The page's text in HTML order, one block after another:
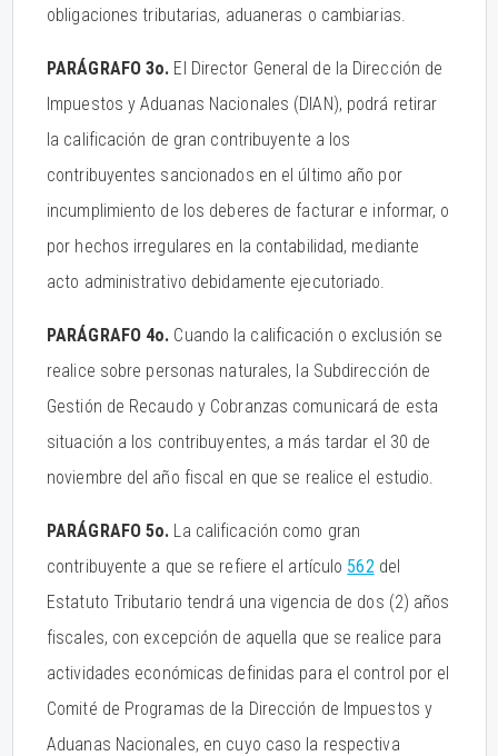
obligaciones tributarias, aduaneras o cambiarias.
PARÁGRAFO 3o. El Director General de la Dirección de
Impuestos y Aduanas Nacionales (DIAN), podrá retirar
la calificación de gran contribuyente a los
contribuyentes sancionados en el último año por
incumplimiento de los deberes de facturar e informar, o
por hechos irregulares en la contabilidad, mediante
acto administrativo debidamente ejecutoriado.
PARÁGRAFO 4o. Cuando la calificación o exclusión se
realice sobre personas naturales, la Subdirección de
Gestión de Recaudo y Cobranzas comunicará de esta
situación a los contribuyentes, a más tardar el 30 de
noviembre del año fiscal en que se realice el estudio.
PARÁGRAFO 5o. La calificación como gran
contribuyente a que se refiere el artículo 562del
Estatuto Tributario tendrá una vigencia de dos (2) años
fiscales, con excepción de aquella que se realice para
actividades económicas definidas para el control por el
Comité de Programas de la Dirección de Impuestos y
Aduanas Nacionales, en cuyo caso la respectiva